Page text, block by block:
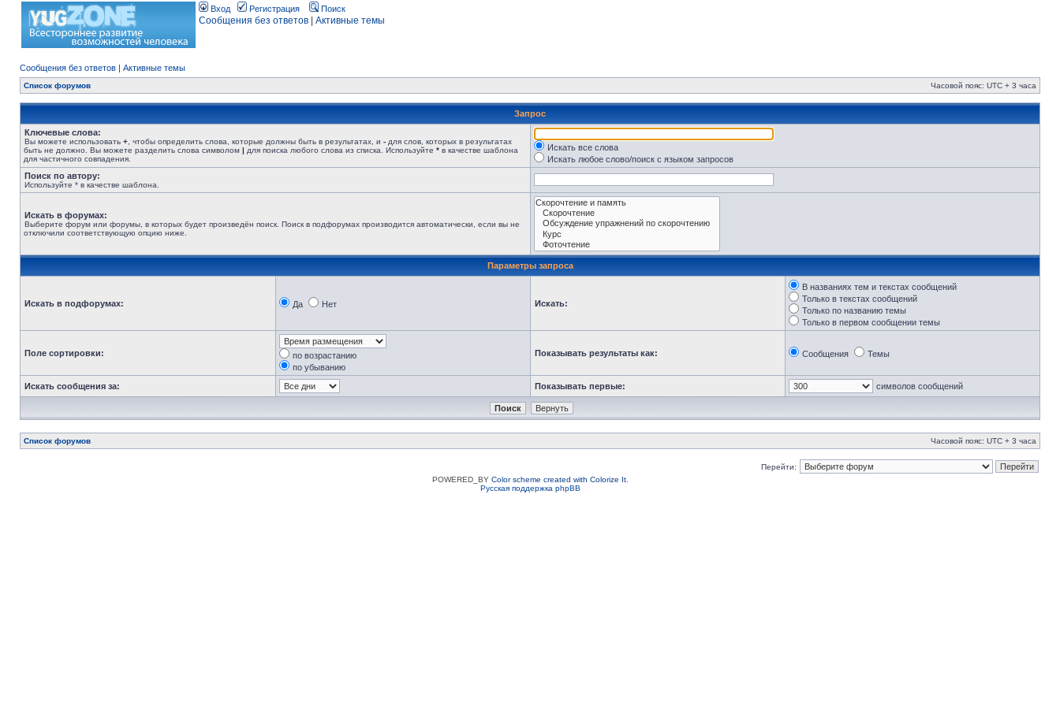
Вход Регистрация Поиск
Сообщения без ответов Активные темы
Сообщения без ответов | Активные темы
Список форумов Часовой пояс: UTC + 3 часа
Запрос
Ключевые слова:
Вы можете использовать + , чтобы определить слова, которые должны быть в результатах, и - для слов, которых в результатах
быть не должно. Вы можете разделить слова символом | для поиска любого слова из списка. Используйте * в качестве шаблона
для частичного совпадения.
Искать все слова
Искать любое слово/поиск с языком запросов
Поиск по автору:
Используйте * в качестве шаблона.
Искать в форумах:
Выберите форум или форумы, в которых будет произведён поиск. Поиск в подфорумах производится автоматически, если вы не
отключили соответствующую опцию ниже.
Параметры запроса
Искать в подфорумах: Да Нет Искать:
В названиях тем и текстах сообщений
Только в текстах сообщений
Только по названию темы
Только в первом сообщении темы
Поле сортировки:
по возрастанию
по убыванию
Показывать результаты как: Сообщения Темы
Искать сообщения за: Показывать первые: символов сообщений
Список форумов Часовой пояс: UTC + 3 часа
Перейти:
POWERED_BY Color scheme created with Colorize It.
Русская поддержка phpBB